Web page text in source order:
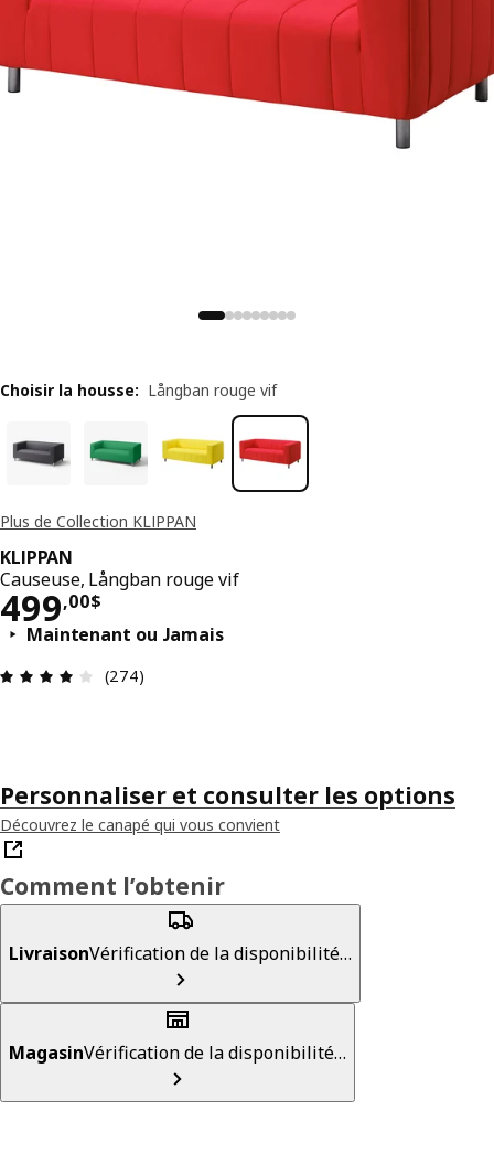
Plus de Collection KLIPPAN
KLIPPAN
Causeuse, Långban rouge vif
499,00$
Prix 499,00$
Maintenant ou Jamais
Avis: 4 sur 5 étoiles. Nombre total d'avis: 274
(274)
Choisir la housse: Långban rouge vif
Personnaliser et consulter les options
Découvrez le canapé qui vous convient
Comment l’obtenir
LivraisonVérification de la disponibilité…
MagasinVérification de la disponibilité…